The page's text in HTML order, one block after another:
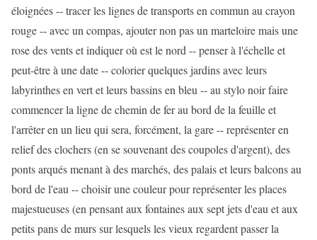
éloignées -- tracer les lignes de transports en commun au crayon
rouge -- avec un compas, ajouter non pas un marteloire mais une
rose des vents et indiquer où est le nord -- penser à l'échelle et
peut-être à une date -- colorier quelques jardins avec leurs
labyrinthes en vert et leurs bassins en bleu -- au stylo noir faire
commencer la ligne de chemin de fer au bord de la feuille et
l'arrêter en un lieu qui sera, forcément, la gare -- représenter en
relief des clochers (en se souvenant des coupoles d'argent), des
ponts arqués menant à des marchés, des palais et leurs balcons au
bord de l'eau -- choisir une couleur pour représenter les places
majestueuses (en pensant aux fontaines aux sept jets d'eau et aux
petits pans de murs sur lesquels les vieux regardent passer la